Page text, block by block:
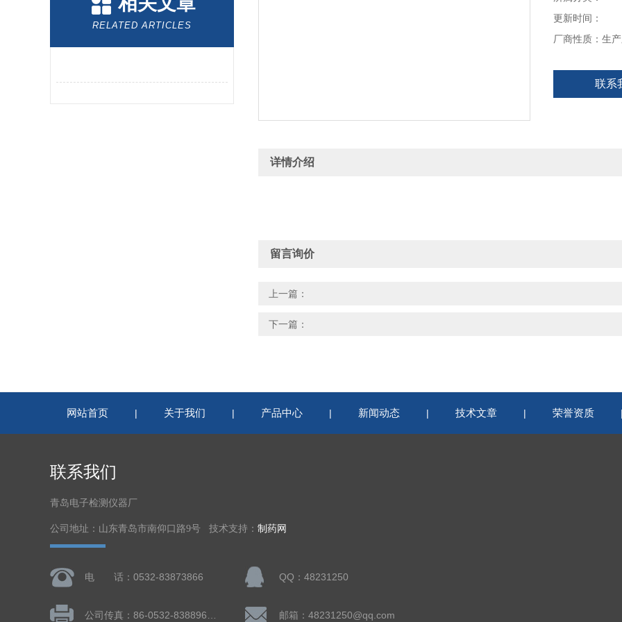
RELATED ARTICLES
更新时间：
厂商性质：生
联系
详情介绍
留言询价
上一篇：
下一篇：
网站首页 | 关于我们 | 产品中心 | 新闻动态 | 技术文章 | 荣誉资质
联系我们
青岛电子检测仪器厂
公司地址：山东青岛市南仰口路9号 技术支持： 制药网
电 话：0532-83873866 QQ：48231250
邮箱：48231250@qq.com